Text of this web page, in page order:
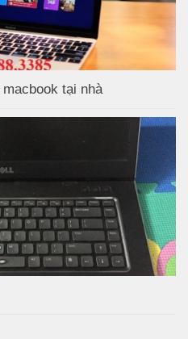
tại nhà